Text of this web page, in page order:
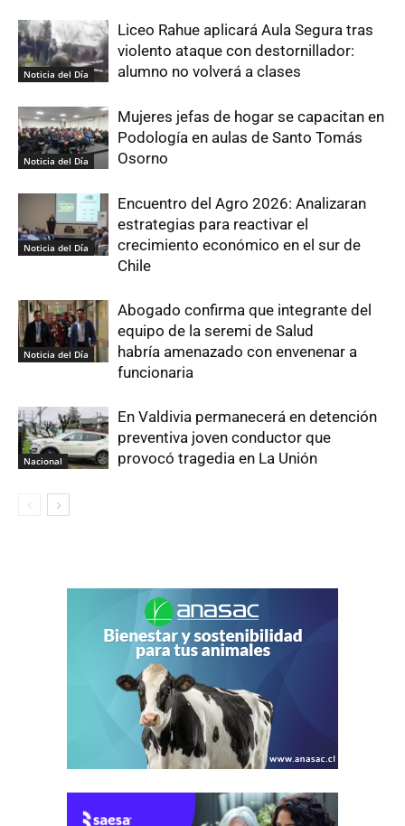
Noticia del Día
Liceo Rahue aplicará Aula Segura tras
violento ataque con destornillador:
alumno no volverá a clases
Noticia del Día
Mujeres jefas de hogar se capacitan en
Podología en aulas de Santo Tomás
Osorno
Noticia del Día
Encuentro del Agro 2026: Analizaran
estrategias para reactivar el
crecimiento económico en el sur de
Chile
Noticia del Día
Abogado confirma que integrante del
equipo de la seremi de Salud
habría amenazado con envenenar a
funcionaria
Nacional
En Valdivia permanecerá en detención
preventiva joven conductor que
provocó tragedia en La Unión